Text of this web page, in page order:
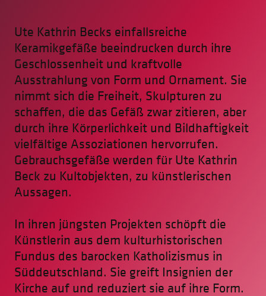
Ute Kathrin Becks einfallsreiche
Keramikgefäße beeindrucken durch ihre
Geschlossenheit und kraftvolle
Ausstrahlung von Form und Ornament. Sie
nimmt sich die Freiheit, Skulpturen zu
schaffen, die das Gefäß zwar zitieren, aber
durch ihre Körperlichkeit und Bildhaftigkeit
vielfältige Assoziationen hervorrufen.
Gebrauchsgefäße werden für Ute Kathrin
Beck zu Kultobjekten, zu künstlerischen
Aussagen.
In ihren jüngsten Projekten schöpft die
Künstlerin aus dem kulturhistorischen
Fundus des barocken Katholizismus in
Süddeutschland. Sie greift Insignien der
Kirche auf und reduziert sie auf ihre Form.